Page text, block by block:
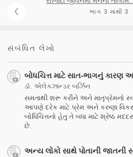
ભાગ 3 માંથી 3
સંબંધિત લેખો
બોધચિત્ત માટે સાત-ભાગનું
ડૉ. એલેક્ઝાન્ડર બર્ઝિન
સમતાથી શરૂ કરીને અને માતૃપ્રેમનો
આપણે દરેક માટે પ્રેમ અને કરુણા
બોધિચિત્તનો હેતુ તે બધા માટે શ્રેષ્ઠ
છે.
અન્ય લોકો સાથે પોતાની જાતની